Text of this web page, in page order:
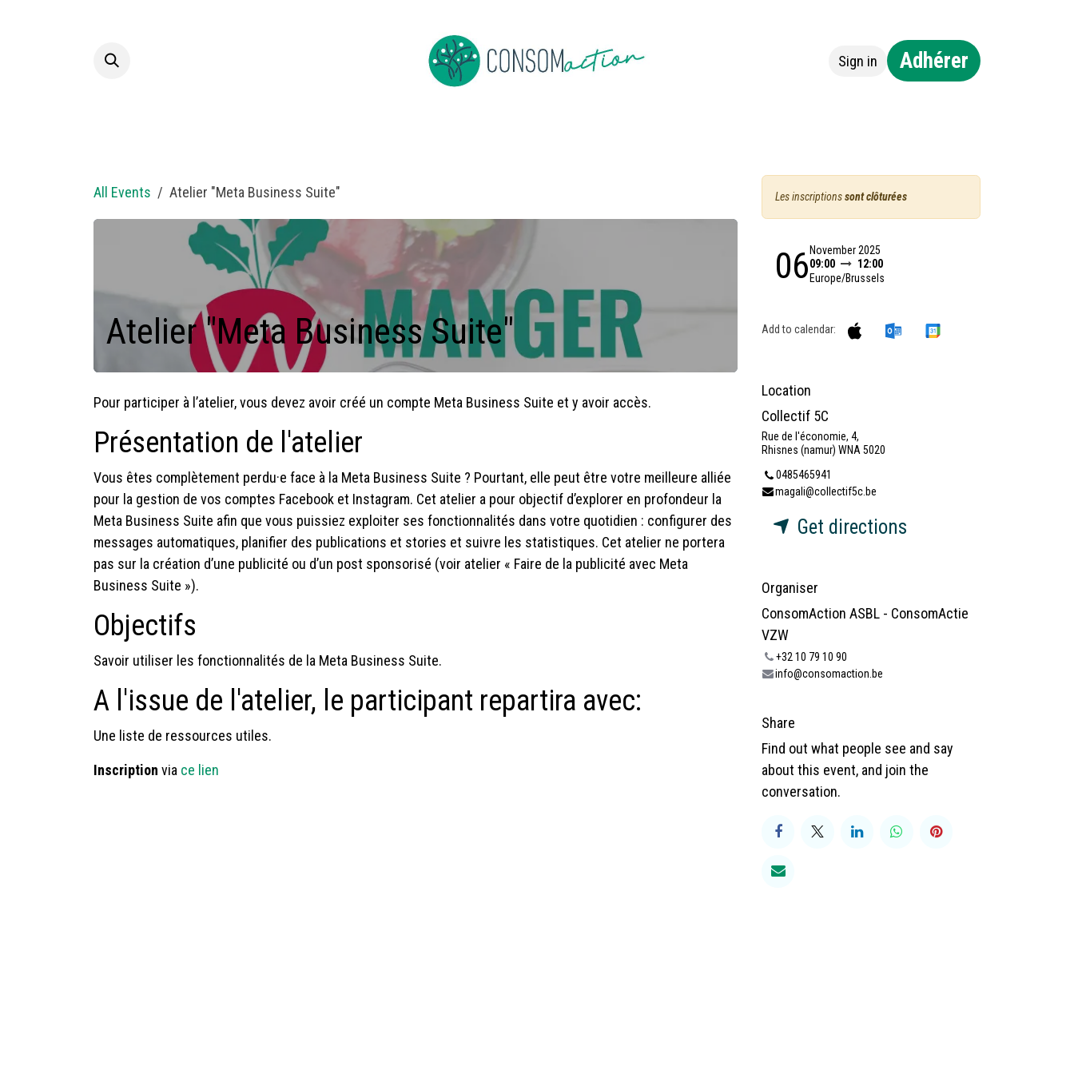
Sign in Adhérer
All Events Atelier "Meta Business Suite"
Atelier "Meta Business Suite"
Pour participer à l’atelier, vous devez avoir créé un compte Meta Business Suite et y avoir accès.
Présentation de l'atelier
Vous êtes complètement perdu·e face à la Meta Business Suite ? Pourtant, elle peut être votre meilleure alliée
pour la gestion de vos comptes Facebook et Instagram. Cet atelier a pour objectif d’explorer en profondeur la
Meta Business Suite afin que vous puissiez exploiter ses fonctionnalités dans votre quotidien : configurer des
messages automatiques, planifier des publications et stories et suivre les statistiques. Cet atelier ne portera
pas sur la création d’une publicité ou d’un post sponsorisé (voir atelier « Faire de la publicité avec Meta
Business Suite »).
Objectifs
Savoir utiliser les fonctionnalités de la Meta Business Suite.
A l'issue de l'atelier, le participant repartira avec:
Une liste de ressources utiles.
Inscription via ce lien
Les inscriptionssont clôturées
06 November 2025
09:00
12:00
Europe/Brussels
Add to calendar:
Location
Collectif 5C
Rue de l'économie, 4,
Rhisnes (namur) WNA 5020
0485465941
magali@collectif5c.be
Get directions
Organiser
ConsomAction ASBL - ConsomActie
VZW
+32 10 79 10 90
info@consomaction.be
Share
Find out what people see and say
about this event, and join the
conversation.